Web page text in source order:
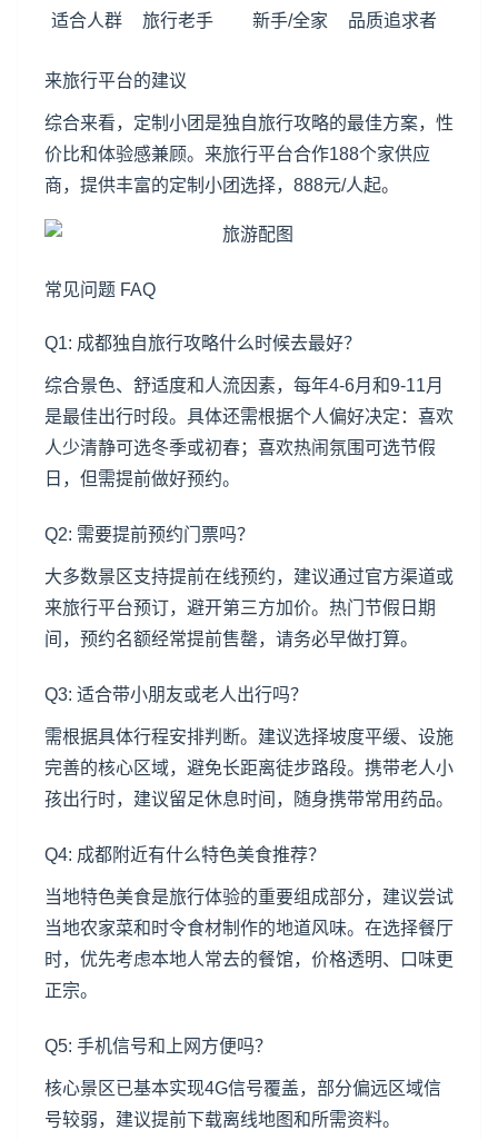
适合人群 旅行老手 新手/全家 品质追求者
来旅行平台的建议
综合来看，定制小团是独自旅行攻略的最佳方案，性
价比和体验感兼顾。来旅行平台合作188个家供应
商，提供丰富的定制小团选择，888元/人起。
常见问题 FAQ
Q1: 成都独自旅行攻略什么时候去最好？
综合景色、舒适度和人流因素，每年4-6月和9-11月
是最佳出行时段。具体还需根据个人偏好决定：喜欢
人少清静可选冬季或初春；喜欢热闹氛围可选节假
日，但需提前做好预约。
Q2: 需要提前预约门票吗？
大多数景区支持提前在线预约，建议通过官方渠道或
来旅行平台预订，避开第三方加价。热门节假日期
间，预约名额经常提前售罄，请务必早做打算。
Q3: 适合带小朋友或老人出行吗？
需根据具体行程安排判断。建议选择坡度平缓、设施
完善的核心区域，避免长距离徒步路段。携带老人小
孩出行时，建议留足休息时间，随身携带常用药品。
Q4: 成都附近有什么特色美食推荐？
当地特色美食是旅行体验的重要组成部分，建议尝试
当地农家菜和时令食材制作的地道风味。在选择餐厅
时，优先考虑本地人常去的餐馆，价格透明、口味更
正宗。
Q5: 手机信号和上网方便吗？
核心景区已基本实现4G信号覆盖，部分偏远区域信
号较弱，建议提前下载离线地图和所需资料。